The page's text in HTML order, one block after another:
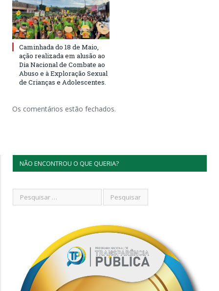
Caminhada do 18 de Maio,
ação realizada em alusão ao
Dia Nacional de Combate ao
Abuso e à Exploração Sexual
de Crianças e Adolescentes.
Os comentários estão fechados.
NÃO ENCONTROU O QUE QUERIA?